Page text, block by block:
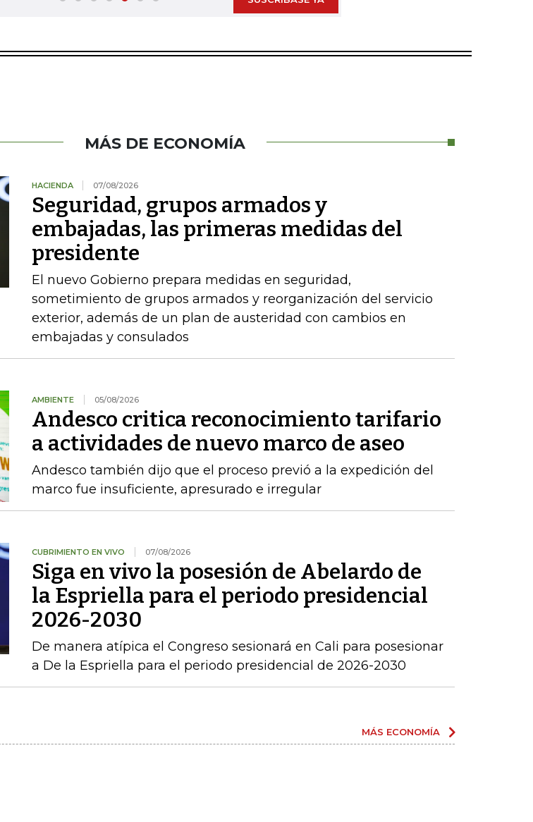
MÁS DE ECONOMÍA
HACIENDA 07/08/2026
Seguridad, grupos armados y
embajadas, las primeras medidas del
presidente
El nuevo Gobierno prepara medidas en seguridad,
sometimiento de grupos armados y reorganización del servicio
exterior, además de un plan de austeridad con cambios en
embajadas y consulados
AMBIENTE 05/08/2026
Andesco critica reconocimiento tarifario
a actividades de nuevo marco de aseo
Andesco también dijo que el proceso previó a la expedición del
marco fue insuficiente, apresurado e irregular
CUBRIMIENTO EN VIVO 07/08/2026
Siga en vivo la posesión de Abelardo de
la Espriella para el periodo presidencial
2026-2030
De manera atípica el Congreso sesionará en Cali para posesionar
a De la Espriella para el periodo presidencial de 2026-2030
MÁS ECONOMÍA